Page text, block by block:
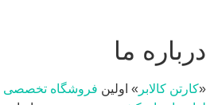
درباره ما
«کارتن کالابر » اولین فروشگاه تخصصی